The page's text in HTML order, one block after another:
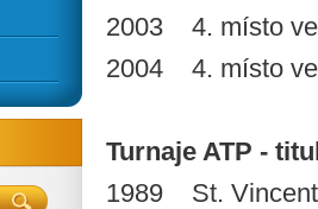
2003 4. místo ve
2004 4. místo ve
Turnaje ATP -
1989 St.